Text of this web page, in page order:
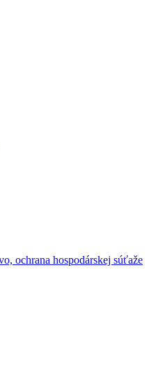
ochrana hospodárskej súťaže